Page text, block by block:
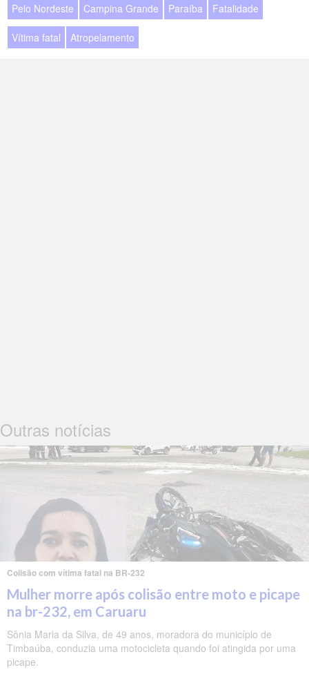
Pelo Nordeste Campina Grande Paraíba Fatalidade
Vítima fatal Atropelamento
Outras notícias
Colisão com vítima fatal na BR-232
Mulher morre após colisão entre moto e picape
na br-232, em Caruaru
Sônia Maria da Silva, de 49 anos, moradora do município de
Timbaúba, conduzia uma motocicleta quando foi atingida por uma
picape.